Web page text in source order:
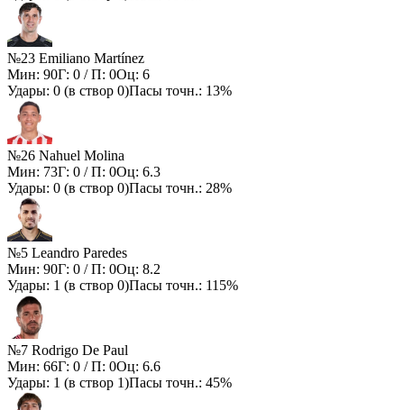
№23 Emiliano Martínez
Мин: 90Г: 0 / П: 0Оц: 6
Удары: 0 (в створ 0)Пасы точн.: 13%
№26 Nahuel Molina
Мин: 73Г: 0 / П: 0Оц: 6.3
Удары: 0 (в створ 0)Пасы точн.: 28%
№5 Leandro Paredes
Мин: 90Г: 0 / П: 0Оц: 8.2
Удары: 1 (в створ 0)Пасы точн.: 115%
№7 Rodrigo De Paul
Мин: 66Г: 0 / П: 0Оц: 6.6
Удары: 1 (в створ 1)Пасы точн.: 45%